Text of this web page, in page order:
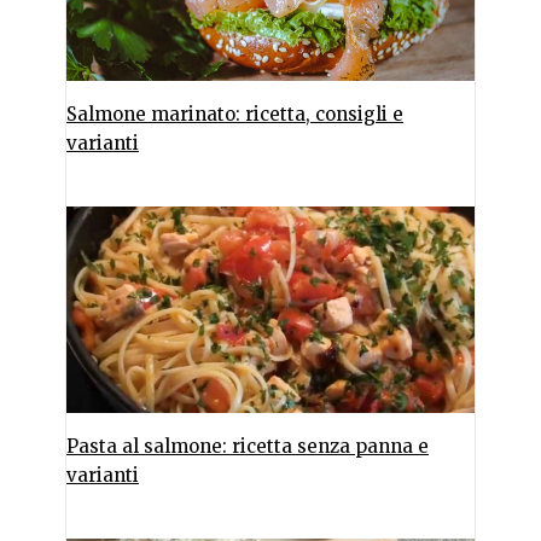
Salmone marinato: ricetta, consigli e
varianti
Pasta al salmone: ricetta senza panna e
varianti